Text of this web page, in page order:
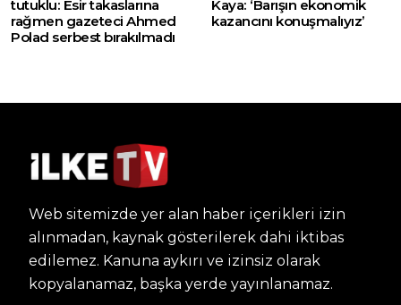
tutuklu: Esir takaslarına
rağmen gazeteci Ahmed
Polad serbest bırakılmadı
Kaya: ‘Barışın ekonomik
kazancını konuşmalıyız’
Web sitemizde yer alan haber içerikleri izin
alınmadan, kaynak gösterilerek dahi iktibas
edilemez. Kanuna aykırı ve izinsiz olarak
kopyalanamaz, başka yerde yayınlanamaz.